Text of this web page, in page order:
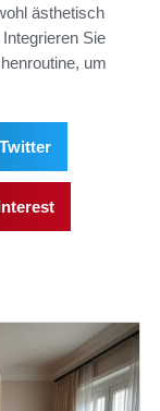
ästhetisch
Sie
um
Twitter